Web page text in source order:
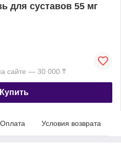
для суставов 55 мг
сайте — 30 000 ₸
Купить
Оплата Условия возврата